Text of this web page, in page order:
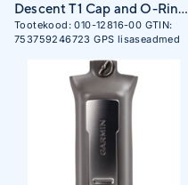
Descent T1 Cap and O-Ring
Kit
Tootekood:010-12816-00 GTIN:
753759246723 GPS lisaseadmed